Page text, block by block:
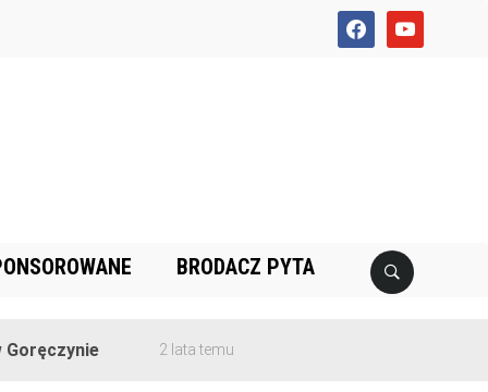
facebookyoutube
BRODACZ PYTA
2 lata temu